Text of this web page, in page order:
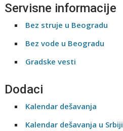
Servisne informacije
Bez struje u Beogradu
Bez vode u Beogradu
Gradske vesti
Dodaci
Kalendar dešavanja
Kalendar dešavanja u Srbiji